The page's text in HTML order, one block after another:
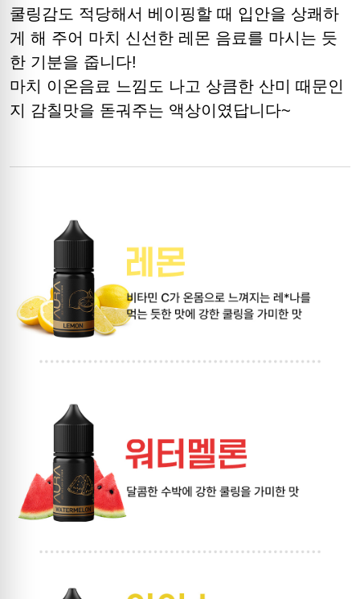
쿨링감도 적당해서 베이핑할 때 입안을 상쾌하
게 해 주어 마치 신선한 레몬 음료를 마시는 듯
한 기분을 줍니다!
마치 이온음료 느낌도 나고 상큼한 산미 때문인
지 감칠맛을 돋궈주는 액상이였답니다~